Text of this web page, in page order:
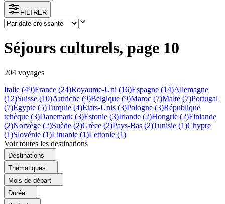
FILTRER
Séjours culturels, page 10
204 voyages
Italie (49)France (24)Royaume-Uni (16)Espagne (14)Allemagne
(12)Suisse (10)Autriche (9)Belgique (9)Maroc (7)Malte (7)Portugal
(7)Égypte (5)Turquie (4)États-Unis (3)Pologne (3)République
tchèque (3)Danemark (3)Estonie (3)Irlande (2)Hongrie (2)Finlande
(2)Norvège (2)Suède (2)Grèce (2)Pays-Bas (2)Tunisie (1)Chypre
(1)Slovénie (1)Lituanie (1)Lettonie (1)
Voir toutes les destinations
Destinations
Thématiques
Mois de départ
Durée